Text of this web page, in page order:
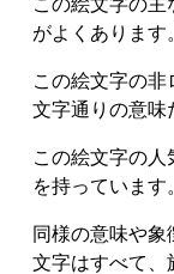
がよくあります
この絵文字の
文字通りの意味
この絵文字の
を持っていま
同様の意味や
文字はすべて、